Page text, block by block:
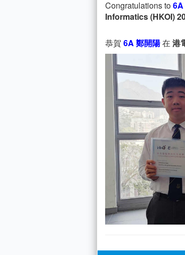
Congratulations to
Informatics (HKOI)
恭賀 6A 鄭開陽在 港